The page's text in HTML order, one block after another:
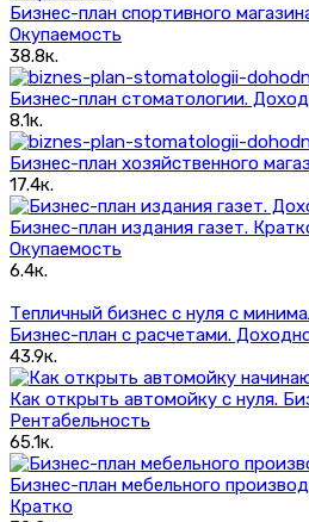
Бизнес-план спортивного
Окупаемость
38.8к.
Бизнес-план стоматологии.
8.1к.
Бизнес-план хозяйственного
17.4к.
Бизнес-план издания газет.
Окупаемость
6.4к.
Тепличный бизнес с нуля с
Бизнес-план с расчетами.
43.9к.
Как открыть автомойку с нуля.
Рентабельность
65.1к.
Бизнес-план мебельного
Кратко